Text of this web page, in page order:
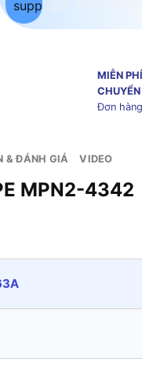
MIỄN
CHUYỂN
Đơn
& ĐÁNH GIÁ VIDEO
MPN2-